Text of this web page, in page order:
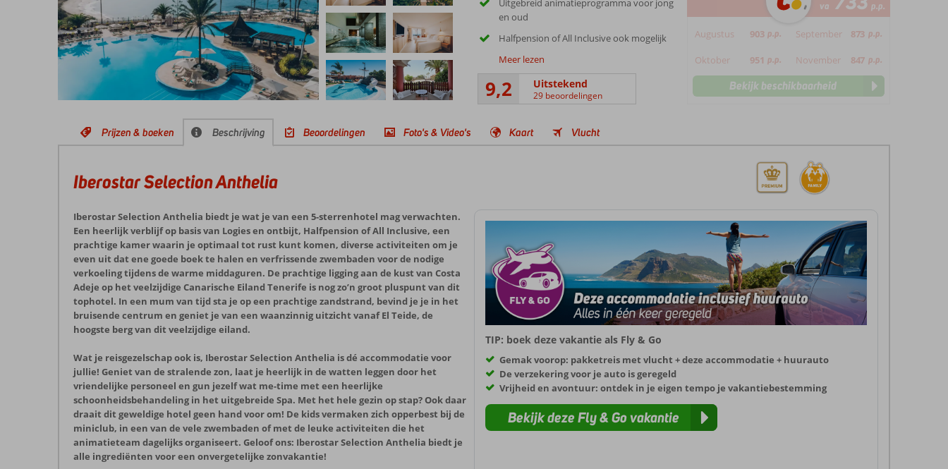
Uitgebreid animatieprogramma voor jong
en oud
Halfpension of All Inclusive ook mogelijk
Meer lezen
9,2 Uitstekend
29 beoordelingen
va p.p.
Augustus 903 p.p. September 873 p.p.
Oktober 951 p.p. November 847 p.p.
Bekijk beschikbaarheid
Prijzen & boeken Beschrijving Beoordelingen Foto's & Video's Kaart Vlucht
Iberostar Selection Anthelia
Iberostar Selection Anthelia biedt je wat je van een 5-sterrenhotel mag verwachten.
Een heerlijk verblijf op basis van Logies en ontbijt, Halfpension of All Inclusive, een
prachtige kamer waarin je optimaal tot rust kunt komen, diverse activiteiten om je
even uit dat ene goede boek te halen en verfrissende zwembaden voor de nodige
verkoeling tijdens de warme middaguren. De prachtige ligging aan de kust van Costa
Adeje op het veelzijdige Canarische Eiland Tenerife is nog zo’n groot pluspunt van dit
tophotel. In een mum van tijd sta je op een prachtige zandstrand, bevind je je in het
bruisende centrum en geniet je van een waanzinnig uitzicht vanaf El Teide, de
hoogste berg van dit veelzijdige eiland.
Wat je reisgezelschap ook is, Iberostar Selection Anthelia is dé accommodatie voor
jullie! Geniet van de stralende zon, laat je heerlijk in de watten leggen door het
vriendelijke personeel en gun jezelf wat me-time met een heerlijke
schoonheidsbehandeling in het uitgebreide Spa. Met het hele gezin op stap? Ook daar
draait dit geweldige hotel geen hand voor om! De kids vermaken zich opperbest bij de
miniclub, in een van de vele zwembaden of met de leuke activiteiten die het
animatieteam dagelijks organiseert. Geloof ons: Iberostar Selection Anthelia biedt je
alle ingrediënten voor een onvergetelijke zonvakantie!
TIP: boek deze vakantie als Fly & Go
Gemak voorop: pakketreis met vlucht + deze accommodatie + huurauto
De verzekering voor je auto is geregeld
Vrijheid en avontuur: ontdek in je eigen tempo je vakantiebestemming
Bekijk deze Fly & Go vakantie